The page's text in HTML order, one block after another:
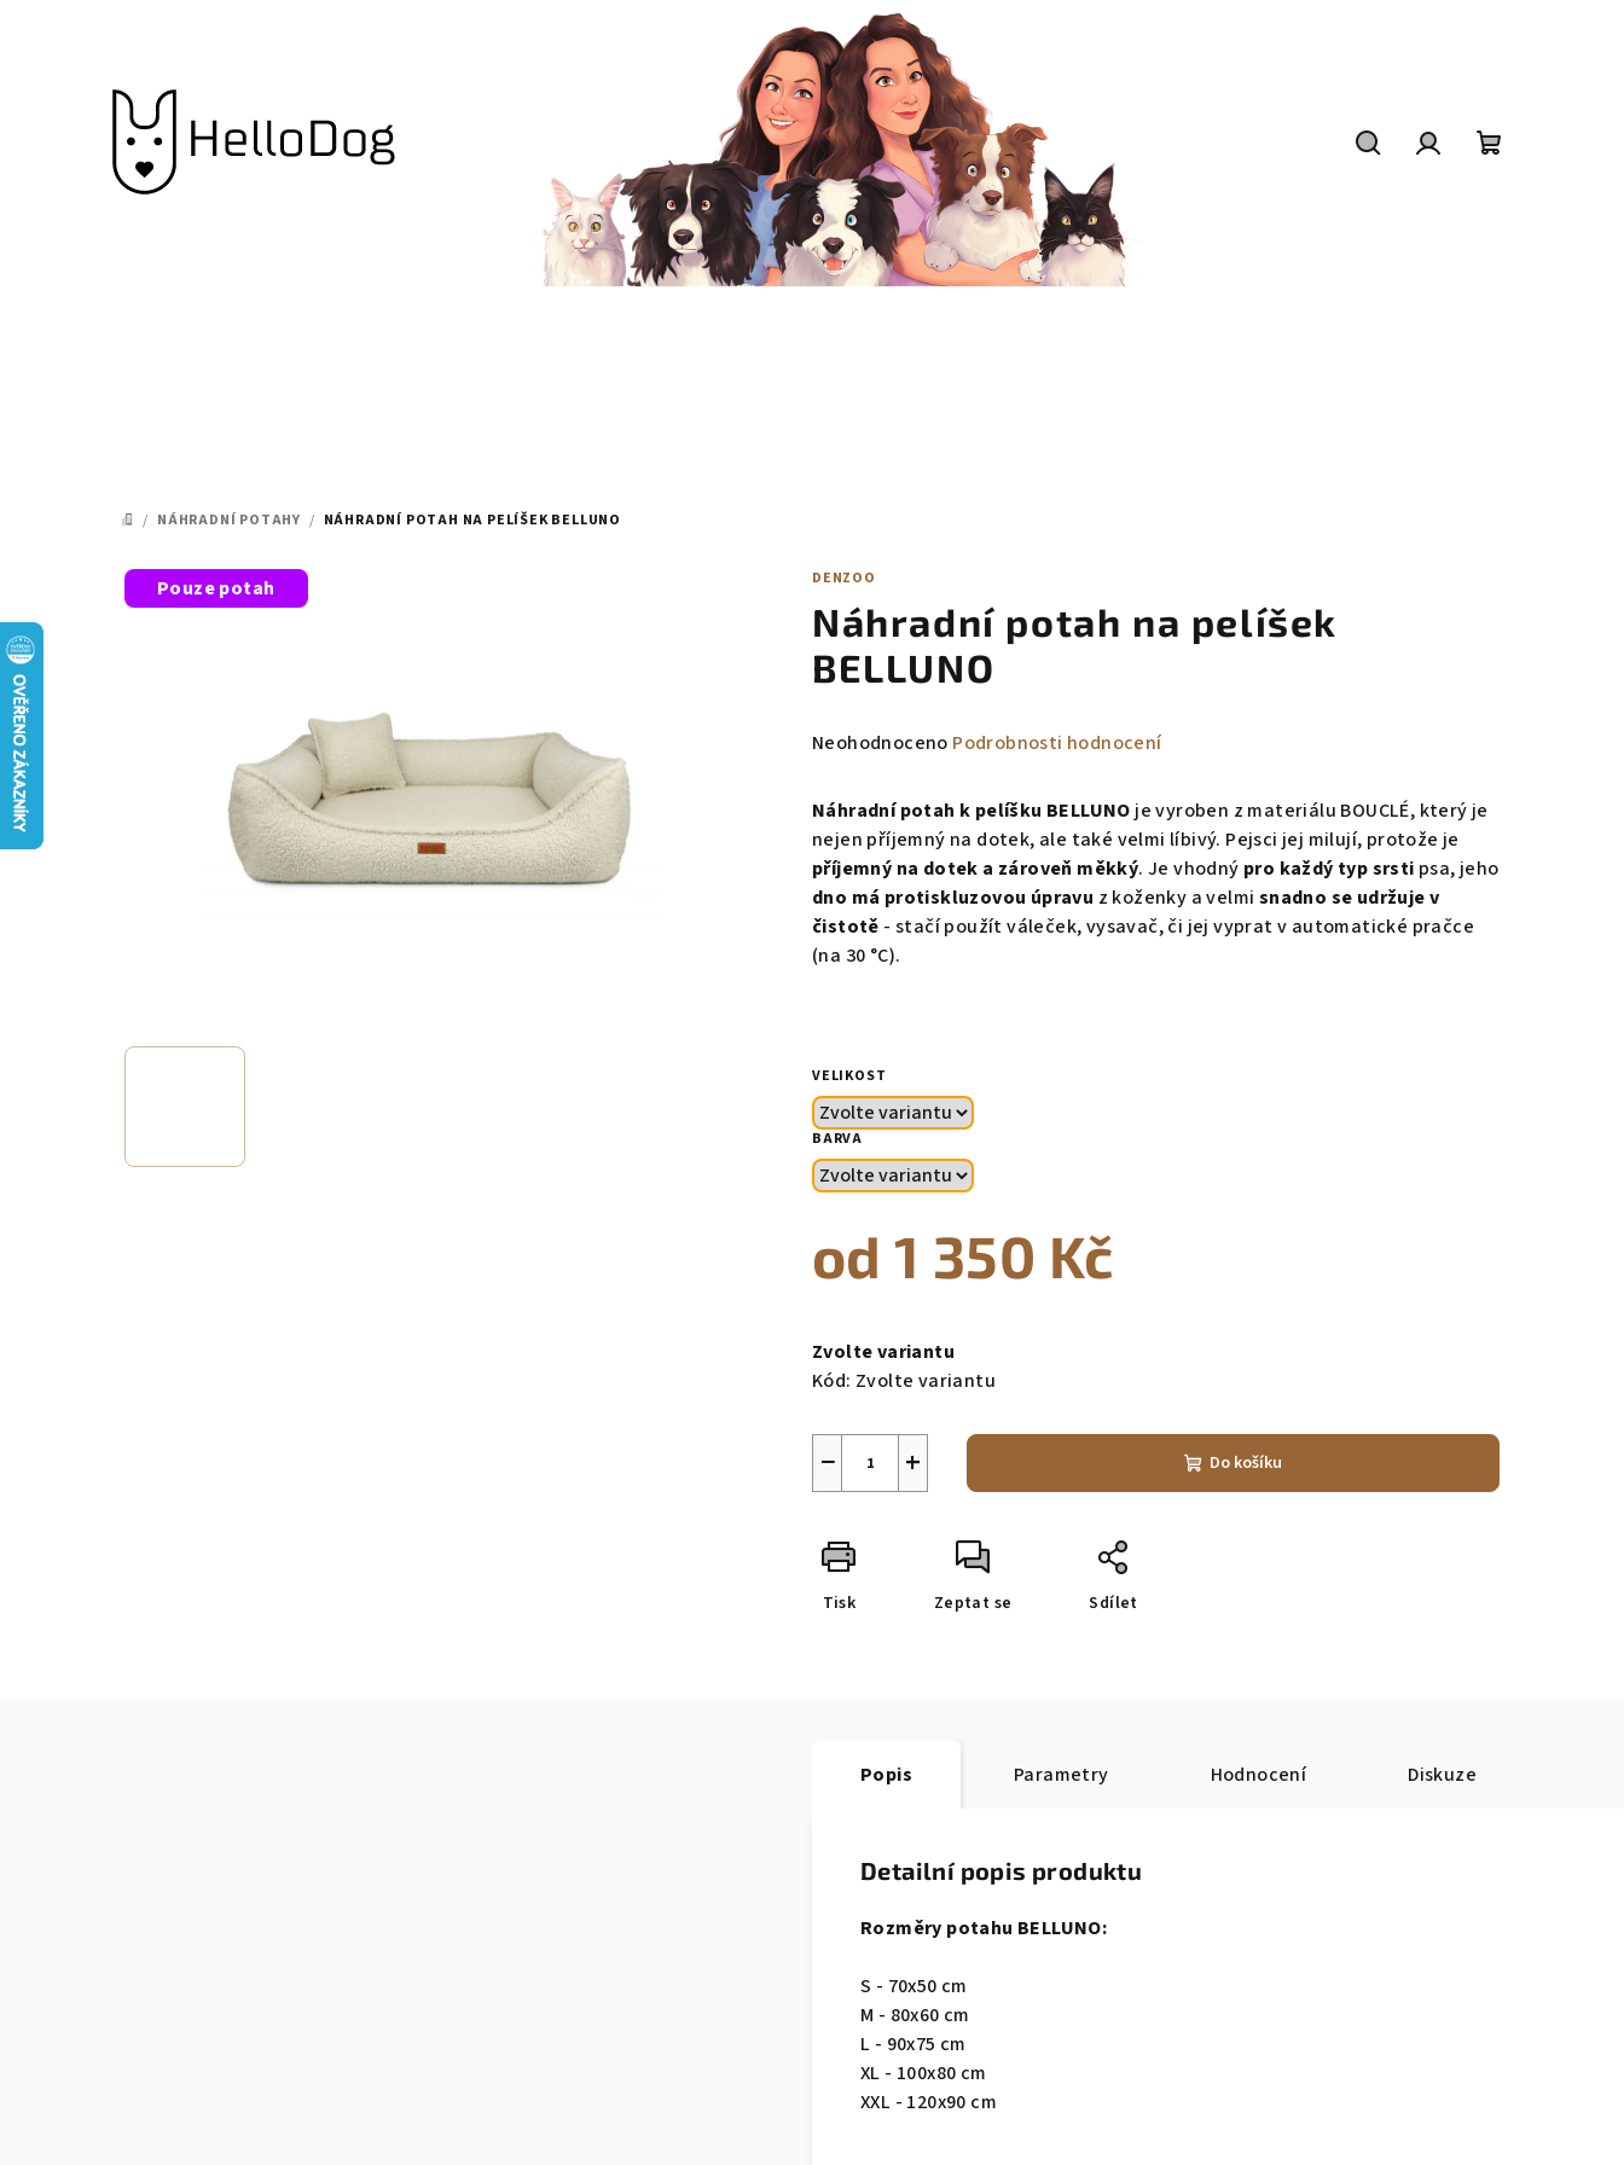
DOMŮ
/ NÁHRADNÍ POTAHY / NÁHRADNÍ POTAH NA PELÍŠEK BELLUNO
DENZOO
Náhradní potah na pelíšek
BELLUNO
Průměrné
produktu
0,0
z
5
hvězdiček.
Neohodnoceno Podrobnosti hodnocení
Náhradní potah k pelíšku BELLUNO je vyroben z materiálu BOUCLÉ, který je
nejen příjemný na dotek, ale také velmi líbivý. Pejsci jej milují, protože je
příjemný na dotek a zároveň měkký. Je vhodný pro každý typ srsti psa, jeho
dno má protiskluzovou úpravu z koženky a velmi snadno se udržuje v
čistotě - stačí použít váleček, vysavač, či jej vyprat v automatické pračce
(na 30 °C).
VELIKOST
BARVA
od1 350 Kč
cena:
Zvolte variantu
Kód: Zvolte variantu
+
− Do košíku
Tisk Zeptat se Sdílet
Pouze potah
Popis Parametry Hodnocení Diskuze
Detailní popis produktu
Rozměry potahu BELLUNO:
S - 70x50 cm
M - 80x60 cm
L - 90x75 cm
XL - 100x80 cm
XXL - 120x90 cm